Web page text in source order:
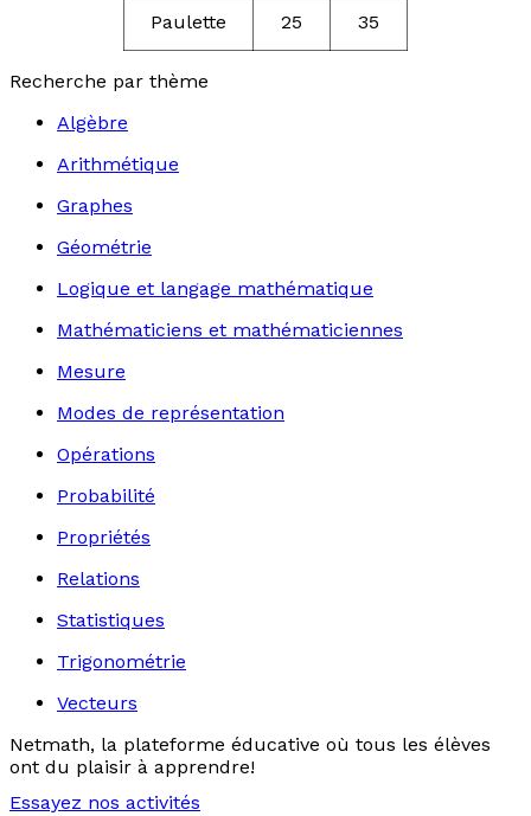
Paulette 25 35
Recherche par thème
Algèbre
Arithmétique
Graphes
Géométrie
Logique et langage mathématique
Mathématiciens et mathématiciennes
Mesure
Modes de représentation
Opérations
Probabilité
Propriétés
Relations
Statistiques
Trigonométrie
Vecteurs
Netmath, la plateforme éducative où tous les élèves
ont du plaisir à apprendre!
Essayez nos activités